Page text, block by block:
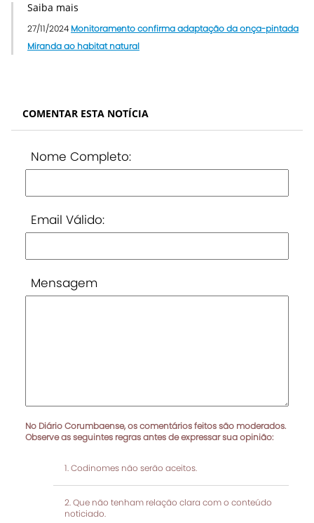
Saiba mais
27/11/2024 Monitoramento confirma adaptação da onça-pintada
Miranda ao habitat natural
COMENTAR ESTA NOTÍCIA
Nome Completo:
Email Válido:
Mensagem
No Diário Corumbaense, os comentários feitos são moderados.
Observe as seguintes regras antes de expressar sua opinião:
Codinomes não serão aceitos.
Que não tenham relação clara com o conteúdo
noticiado.